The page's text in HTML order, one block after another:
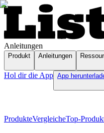
Anleitungen
Produkt Anleitungen
Hol dir die App App
ProdukteVergleicheTop-